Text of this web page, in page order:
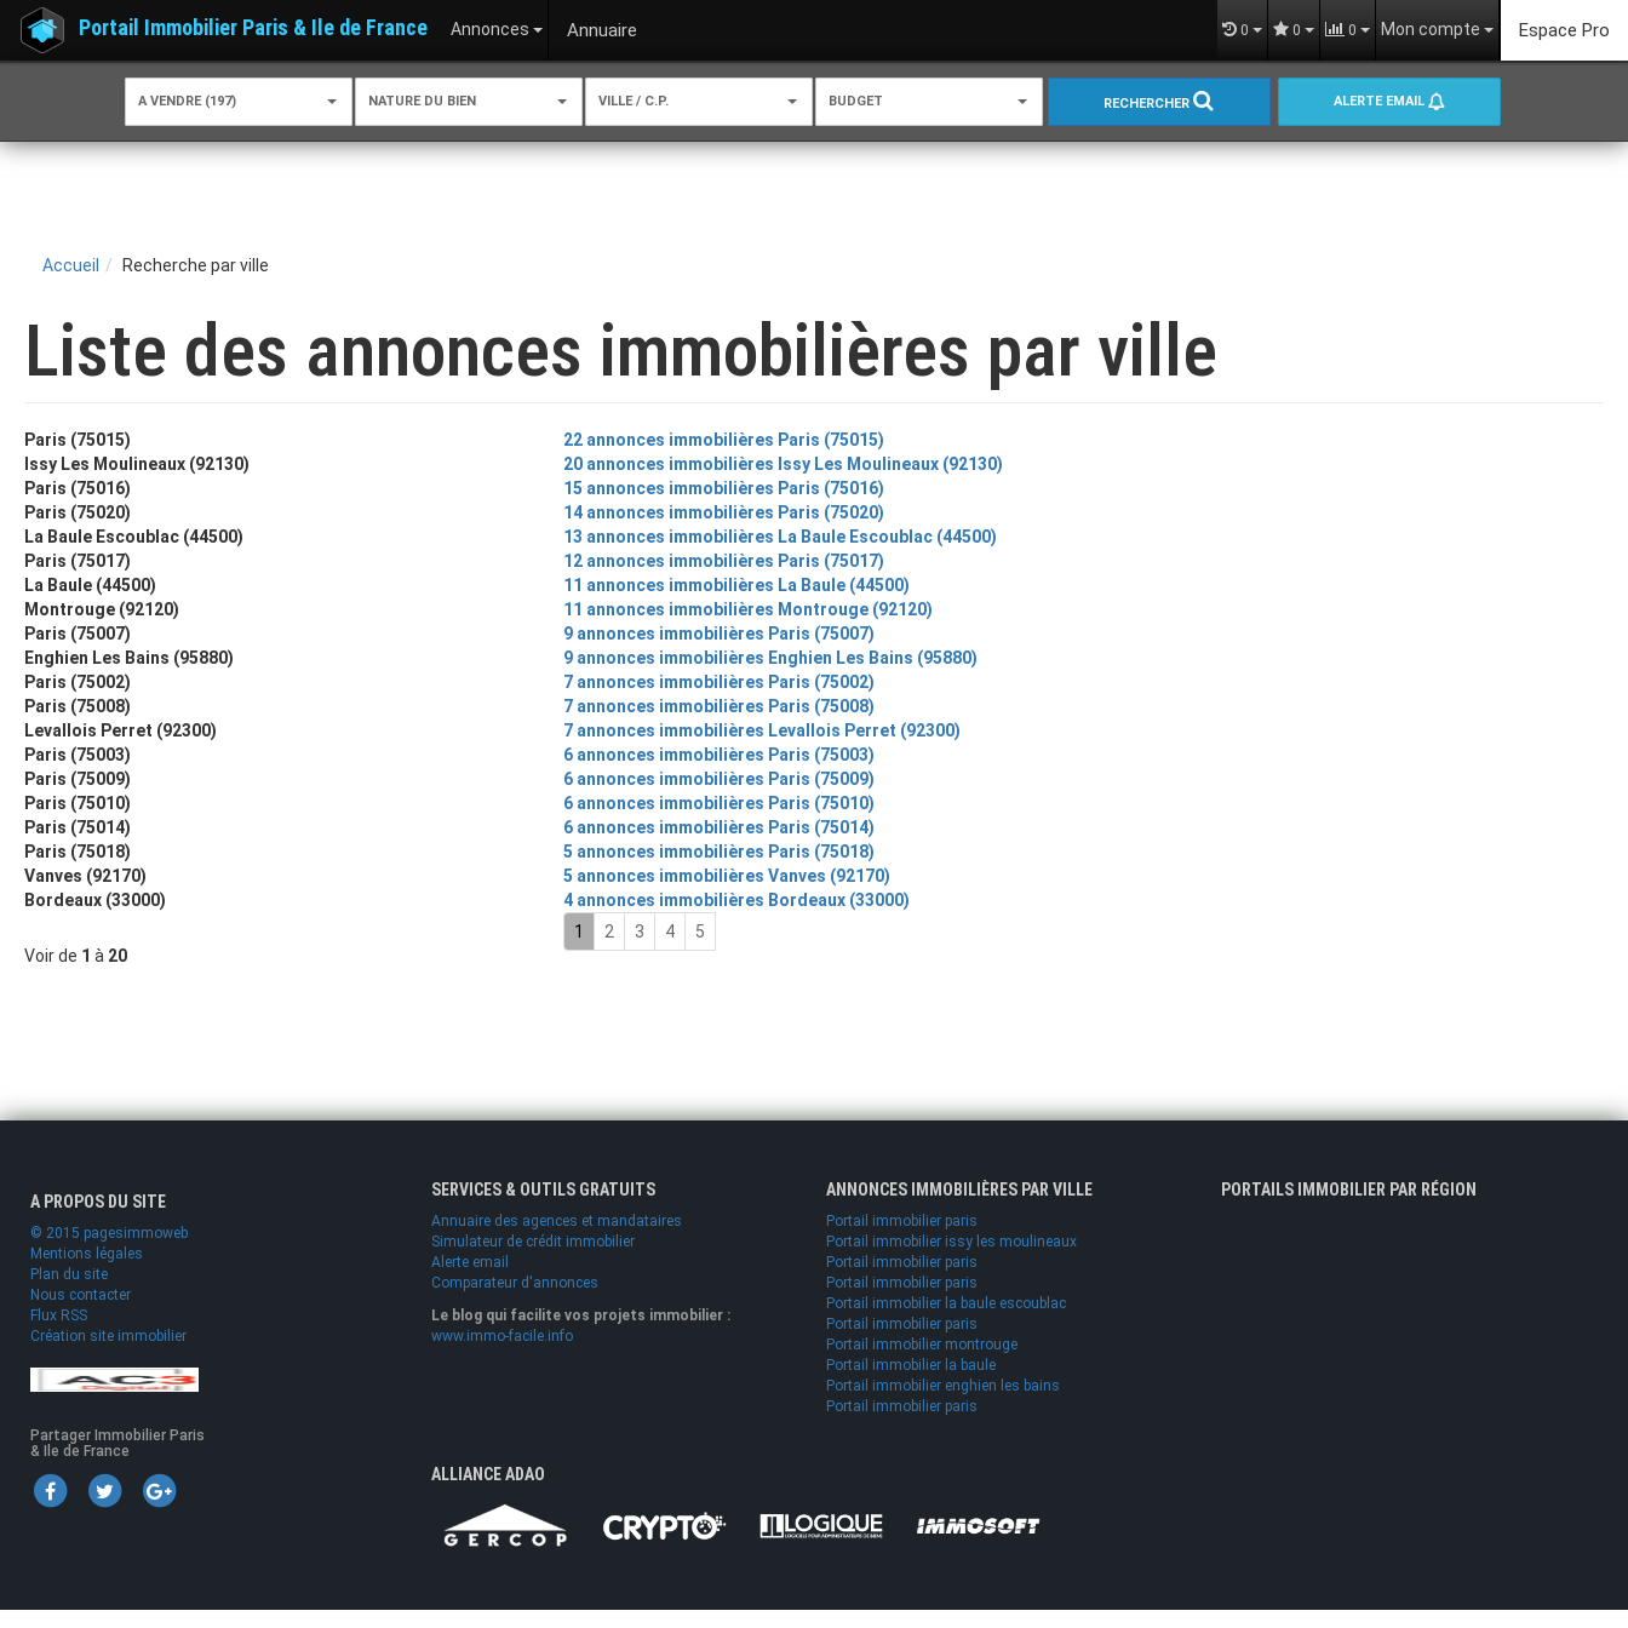
Portail Immobilier Paris & Ile de France Annonces Annuaire 0 0 0 Mon compte Espace Pro
A VENDRE (197) NATURE DU BIEN VILLE / C.P. BUDGET RECHERCHER ALERTE EMAIL
Accueil Recherche par ville
Liste des annonces immobilières par ville
Paris (75015)
22 annonces immobilières Paris (75015)
Issy Les Moulineaux (92130)
20 annonces immobilières Issy Les Moulineaux (92130)
Paris (75016)
15 annonces immobilières Paris (75016)
Paris (75020)
14 annonces immobilières Paris (75020)
La Baule Escoublac (44500)
13 annonces immobilières La Baule Escoublac (44500)
Paris (75017)
12 annonces immobilières Paris (75017)
La Baule (44500)
11 annonces immobilières La Baule (44500)
Montrouge (92120)
11 annonces immobilières Montrouge (92120)
Paris (75007)
9 annonces immobilières Paris (75007)
Enghien Les Bains (95880)
9 annonces immobilières Enghien Les Bains (95880)
Paris (75002)
7 annonces immobilières Paris (75002)
Paris (75008)
7 annonces immobilières Paris (75008)
Levallois Perret (92300)
7 annonces immobilières Levallois Perret (92300)
Paris (75003)
6 annonces immobilières Paris (75003)
Paris (75009)
6 annonces immobilières Paris (75009)
Paris (75010)
6 annonces immobilières Paris (75010)
Paris (75014)
6 annonces immobilières Paris (75014)
Paris (75018)
5 annonces immobilières Paris (75018)
Vanves (92170)
5 annonces immobilières Vanves (92170)
Bordeaux (33000)
4 annonces immobilières Bordeaux (33000)
Voir de 1 à 20
1 2 3 4 5
A PROPOS DU SITE
© 2015 pagesimmoweb
Mentions légales
Plan du site
Nous contacter
Flux RSS
Création site immobilier
Partager Immobilier Paris
& Ile de France
SERVICES & OUTILS GRATUITS
Annuaire des agences et mandataires
Simulateur de crédit immobilier
Alerte email
Comparateur d'annonces
Le blog qui facilite vos projets immobilier :
www.immo-facile.info
ANNONCES IMMOBILIÈRES PAR VILLE
Portail immobilier paris
Portail immobilier issy les moulineaux
Portail immobilier paris
Portail immobilier paris
Portail immobilier la baule escoublac
Portail immobilier paris
Portail immobilier montrouge
Portail immobilier la baule
Portail immobilier enghien les bains
Portail immobilier paris
ALLIANCE ADAO
PORTAILS IMMOBILIER PAR RÉGION